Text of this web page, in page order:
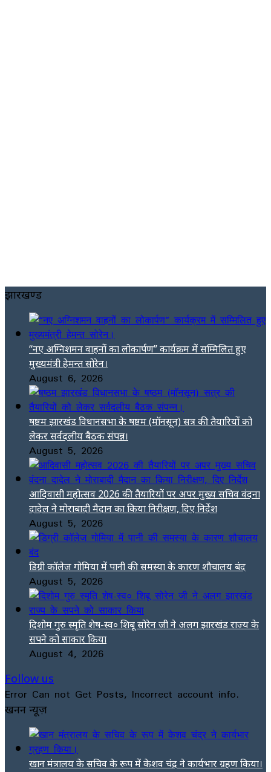
झारखण्ड
“नए अग्निशमन वाहनों का लोकार्पण” कार्यक्रम में सम्मिलित हुए
मुख्यमंत्री हेमन्त सोरेन।
August 6, 2026
षष्ठम झारखंड विधानसभा के षष्ठम (मॉनसून) सत्र की तैयारियों को
लेकर सर्वदलीय बैठक संपन्न।
August 5, 2026
आदिवासी महोत्सव 2026 की तैयारियों पर अपर मुख्य सचिव वंदना
दादेल ने मोराबादी मैदान का किया निरीक्षण, दिए निर्देश
August 5, 2026
डिग्री कॉलेज गोमिया में पानी की समस्या के कारण शौचालय बंद
August 5, 2026
दिशोम गुरु स्मृति शेष-स्व० शिबू सोरेन जी ने अलग झारखंड राज्य के
सपने को साकार किया
August 4, 2026
Follow us
Error Can not Get Posts, Incorrect account info.
खनन न्यूज़
खान मंत्रालय के सचिव के रूप में केशव चंद्र ने कार्यभार ग्रहण किया।